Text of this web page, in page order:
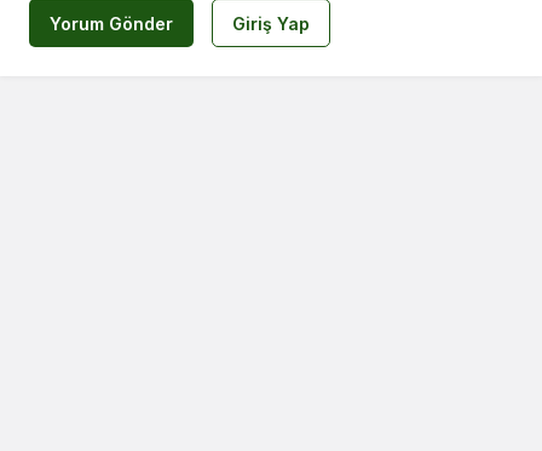
Yorum Gönder Giriş Yap